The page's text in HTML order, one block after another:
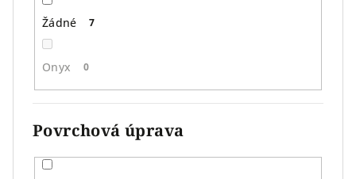
Žádné 7
Onyx 0
Povrchová úprava